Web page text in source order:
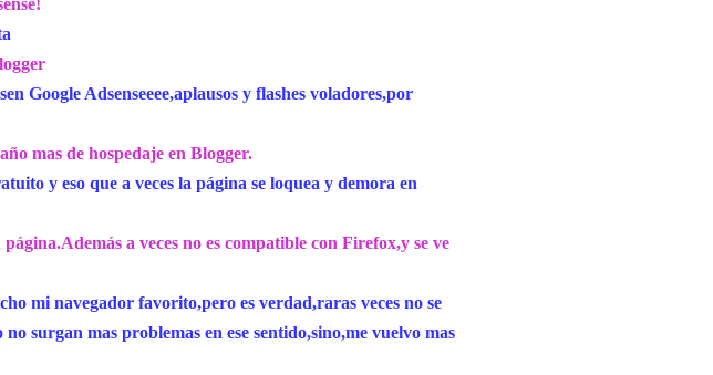
Google Adsenseeee,aplausos y flashes voladores,por
mas de hospedaje en Blogger.
y eso que a veces la página se loquea y demora en
a veces no es compatible con Firefox,y se ve
mi navegador favorito,pero es verdad,raras veces no se
surgan mas problemas en ese sentido,sino,me vuelvo mas